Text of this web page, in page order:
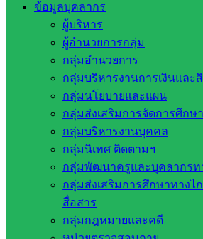
ข้อมูลบุคลากร
ผู้บริหาร
ผู้อำนวยการกลุ่ม
กลุ่มอำนวยการ
กลุ่มบริหารงานการเงินและ
กลุ่มนโยบายและแผน
กลุ่มส่งเสริมการจัดการศึกษา
กลุ่มบริหารงานบุคคล
กลุ่มนิเทศ ติดตามฯ
กลุ่มพัฒนาครูและบุคลากรท
กลุ่มส่งเสริมการศึกษาทางไ
สื่อสาร
กลุ่มกฎหมายและคดี
ศึกษาสระแก้ว เขต 2 ทุกกลุ่ม และผู้รับผิ
ประชุมการติดตามและประเมินผล
นโยบาย จุดเน้นสำนักงานคณะกรรมกา
และนโยบายกระทรวงศึกษาธิการ ประจ
2565 ครั้ง 2 เขตตรวจราชการที่ 9 (จังห
สระแก้ว จันทบุรี ตราด) ผ่านโปรแกรม